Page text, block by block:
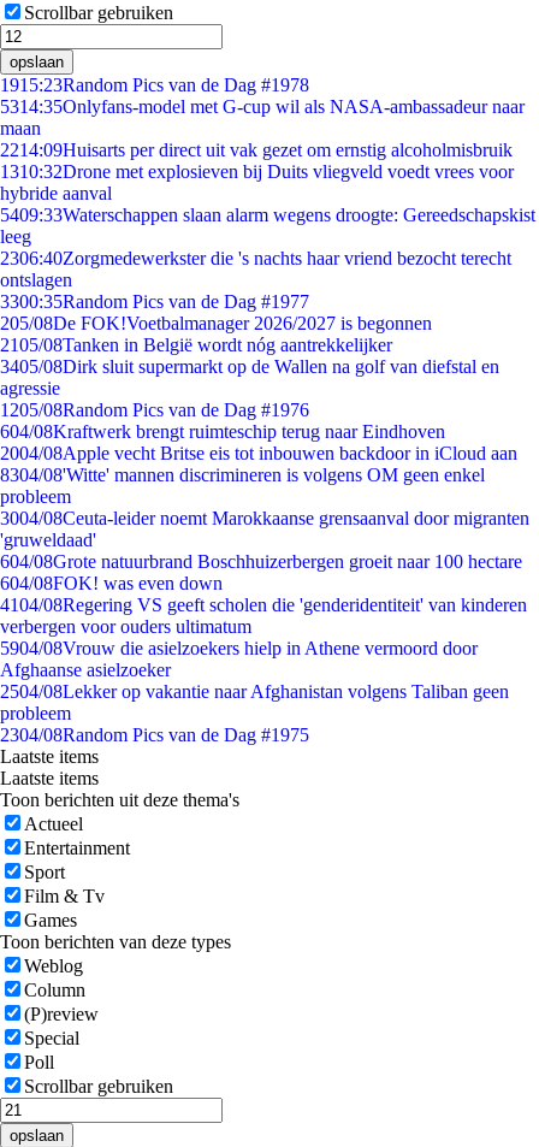
Scrollbar gebruiken
opslaan
1915:23Random Pics van de Dag #1978
5314:35Onlyfans-model met G-cup wil als NASA-ambassadeur naar
maan
2214:09Huisarts per direct uit vak gezet om ernstig alcoholmisbruik
1310:32Drone met explosieven bij Duits vliegveld voedt vrees voor
hybride aanval
5409:33Waterschappen slaan alarm wegens droogte: Gereedschapskist
leeg
2306:40Zorgmedewerkster die 's nachts haar vriend bezocht terecht
ontslagen
3300:35Random Pics van de Dag #1977
205/08De FOK!Voetbalmanager 2026/2027 is begonnen
2105/08Tanken in België wordt nóg aantrekkelijker
3405/08Dirk sluit supermarkt op de Wallen na golf van diefstal en
agressie
1205/08Random Pics van de Dag #1976
604/08Kraftwerk brengt ruimteschip terug naar Eindhoven
2004/08Apple vecht Britse eis tot inbouwen backdoor in iCloud aan
8304/08'Witte' mannen discrimineren is volgens OM geen enkel
probleem
3004/08Ceuta-leider noemt Marokkaanse grensaanval door migranten
'gruweldaad'
604/08Grote natuurbrand Boschhuizerbergen groeit naar 100 hectare
604/08FOK! was even down
4104/08Regering VS geeft scholen die 'genderidentiteit' van kinderen
verbergen voor ouders ultimatum
5904/08Vrouw die asielzoekers hielp in Athene vermoord door
Afghaanse asielzoeker
2504/08Lekker op vakantie naar Afghanistan volgens Taliban geen
probleem
2304/08Random Pics van de Dag #1975
Laatste items
Laatste items
Toon berichten uit deze thema's
Actueel
Entertainment
Sport
Film & Tv
Games
Toon berichten van deze types
Weblog
Column
(P)review
Special
Poll
Scrollbar gebruiken
opslaan